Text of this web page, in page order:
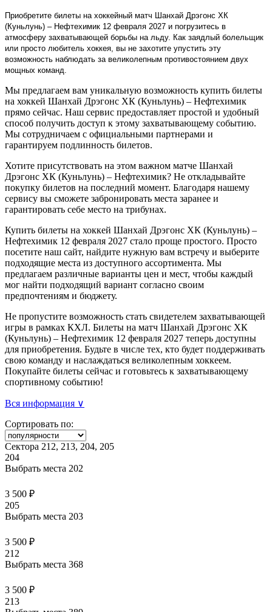
Приобретите билеты на хоккейный матч Шанхай Дрэгонс ХК
(Куньлунь) – Нефтехимик 12 февраля 2027 и погрузитесь в
атмосферу захватывающей борьбы на льду. Как заядлый болельщик
или просто любитель хоккея, вы не захотите упустить эту
возможность наблюдать за великолепным противостоянием двух
мощных команд.
Мы предлагаем вам уникальную возможность купить билеты
на хоккей Шанхай Дрэгонс ХК (Куньлунь) – Нефтехимик
прямо сейчас. Наш сервис предоставляет простой и удобный
способ получить доступ к этому захватывающему событию.
Мы сотрудничаем с официальными партнерами и
гарантируем подлинность билетов.
Хотите присутствовать на этом важном матче Шанхай
Дрэгонс ХК (Куньлунь) – Нефтехимик? Не откладывайте
покупку билетов на последний момент. Благодаря нашему
сервису вы сможете забронировать места заранее и
гарантировать себе место на трибунах.
Купить билеты на хоккей Шанхай Дрэгонс ХК (Куньлунь) –
Нефтехимик 12 февраля 2027 стало проще простого. Просто
посетите наш сайт, найдите нужную вам встречу и выберите
подходящие места из доступного ассортимента. Мы
предлагаем различные варианты цен и мест, чтобы каждый
мог найти подходящий вариант согласно своим
предпочтениям и бюджету.
Не пропустите возможность стать свидетелем захватывающей
игры в рамках КХЛ. Билеты на матч Шанхай Дрэгонс ХК
(Куньлунь) – Нефтехимик 12 февраля 2027 теперь доступны
для приобретения. Будьте в числе тех, кто будет поддерживать
свою команду и наслаждаться великолепным хоккеем.
Покупайте билеты сейчас и готовьтесь к захватывающему
спортивному событию!
Вся информация ∨
Сортировать по:
Сектора 212, 213, 204, 205
204
Выбрать места 202
3 500 ₽
205
Выбрать места 203
3 500 ₽
212
Выбрать места 368
3 500 ₽
213